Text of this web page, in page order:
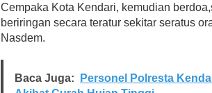
t
i
i
a
Cempaka Kota Kendari, kemudian
beriringan secara teratur sekitar seratus
Nasdem.
Baca Juga:
Personel Polresta